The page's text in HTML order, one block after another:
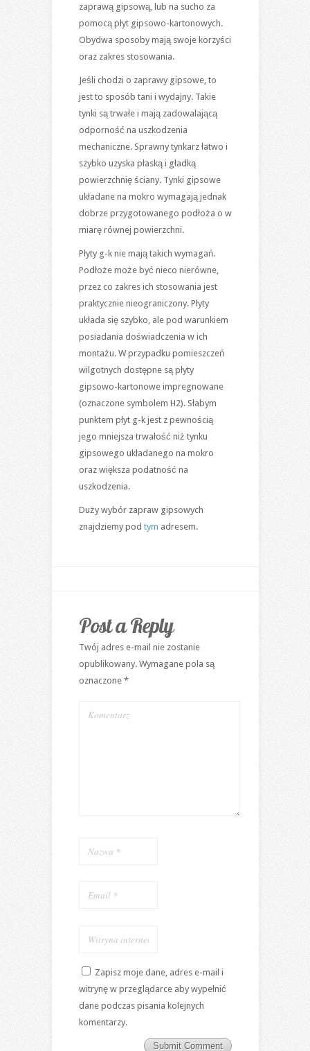
zaprawą gipsową, lub na sucho za
pomocą płyt gipsowo-kartonowych.
Obydwa sposoby mają swoje korzyści
oraz zakres stosowania.
Jeśli chodzi o zaprawy gipsowe, to
jest to sposób tani i wydajny. Takie
tynki są trwałe i mają zadowalającą
odporność na uszkodzenia
mechaniczne. Sprawny tynkarz łatwo i
szybko uzyska płaską i gładką
powierzchnię ściany. Tynki gipsowe
układane na mokro wymagają jednak
dobrze przygotowanego podłoża o w
miarę równej powierzchni.
Płyty g-k nie mają takich wymagań.
Podłoże może być nieco nierówne,
przez co zakres ich stosowania jest
praktycznie nieograniczony. Płyty
układa się szybko, ale pod warunkiem
posiadania doświadczenia w ich
montażu. W przypadku pomieszczeń
wilgotnych dostępne są płyty
gipsowo-kartonowe impregnowane
(oznaczone symbolem H2). Słabym
punktem płyt g-k jest z pewnością
jego mniejsza trwałość niż tynku
gipsowego układanego na mokro
oraz większa podatność na
uszkodzenia.
Duży wybór zapraw gipsowych
znajdziemy pod tym adresem.
Post a Reply
Twój adres e-mail nie zostanie
opublikowany.Wymagane pola są
oznaczone *
Zapisz moje dane, adres e-mail i
witrynę w przeglądarce aby wypełnić
dane podczas pisania kolejnych
komentarzy.